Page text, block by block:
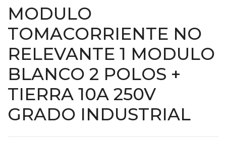
MODULO
TOMACORRIENTE NO
RELEVANTE 1 MODULO
BLANCO 2 POLOS +
TIERRA 10A 250V
GRADO INDUSTRIAL